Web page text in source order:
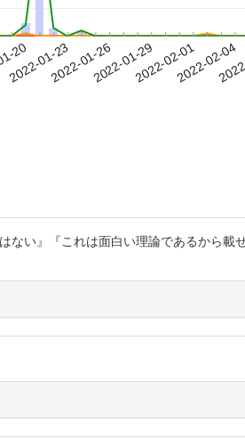
20
2022-01-232022-01-262022-01-292022-02-012022-02-04
い』『これは面白い理論であるから載